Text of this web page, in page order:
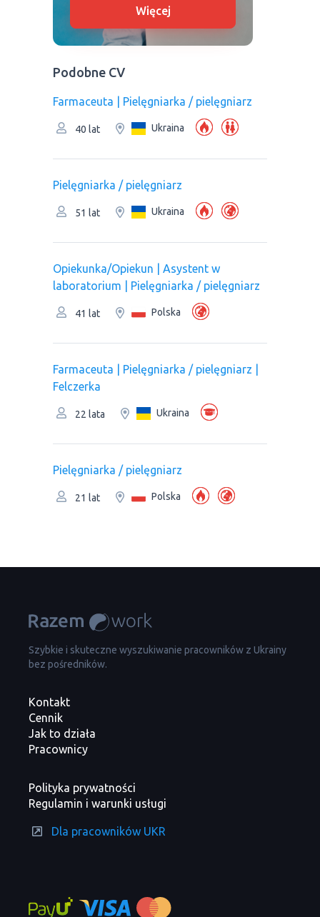
Więcej
Podobne CV
Farmaceuta | Pielęgniarka / pielęgniarz
40 lat Ukraina
Pielęgniarka / pielęgniarz
51 lat Ukraina
Opiekunka/Opiekun | Asystent w
laboratorium | Pielęgniarka / pielęgniarz
41 lat Polska
Farmaceuta | Pielęgniarka / pielęgniarz |
Felczerka
22 lata Ukraina
Pielęgniarka / pielęgniarz
21 lat Polska
Szybkie i skuteczne wyszukiwanie pracowników z Ukrainy
bez pośredników.
Kontakt
Cennik
Jak to działa
Pracownicy
Polityka prywatności
Regulamin i warunki usługi
Dla pracowników UKR